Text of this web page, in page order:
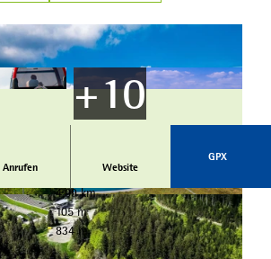
David Heise |
CC-BY-SA
© Tourist-Information Willingen, Maik Juleman
n | CC-BY-SA
Anrufen Website
GPX
4,09 km
105 m
834 m